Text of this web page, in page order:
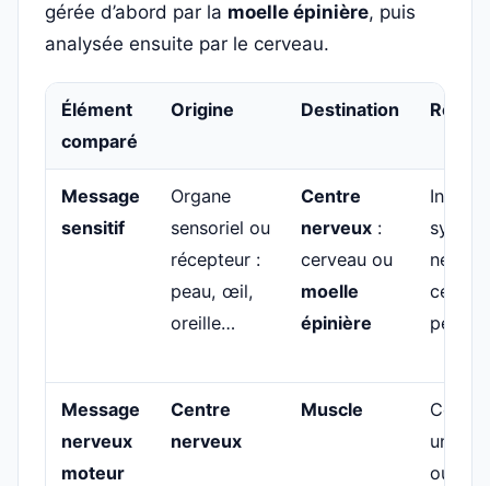
gérée d’abord par la moelle épinière, puis
analysée ensuite par le cerveau.
Élément
comparé
Origine Destination Rôle
Message
sensitif
Organe
sensoriel ou
récepteur :
peau, œil,
oreille…
Centre
nerveux :
cerveau ou
moelle
épinière
ce qui
perçu
Message
nerveux
moteur
Centre
nerveux
Muscle
une
ou un